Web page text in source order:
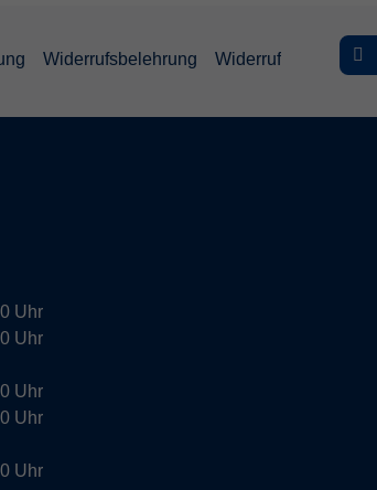
Widerrufsbelehrung Widerruf
Uhr
Uhr
Uhr
Uhr
Uhr